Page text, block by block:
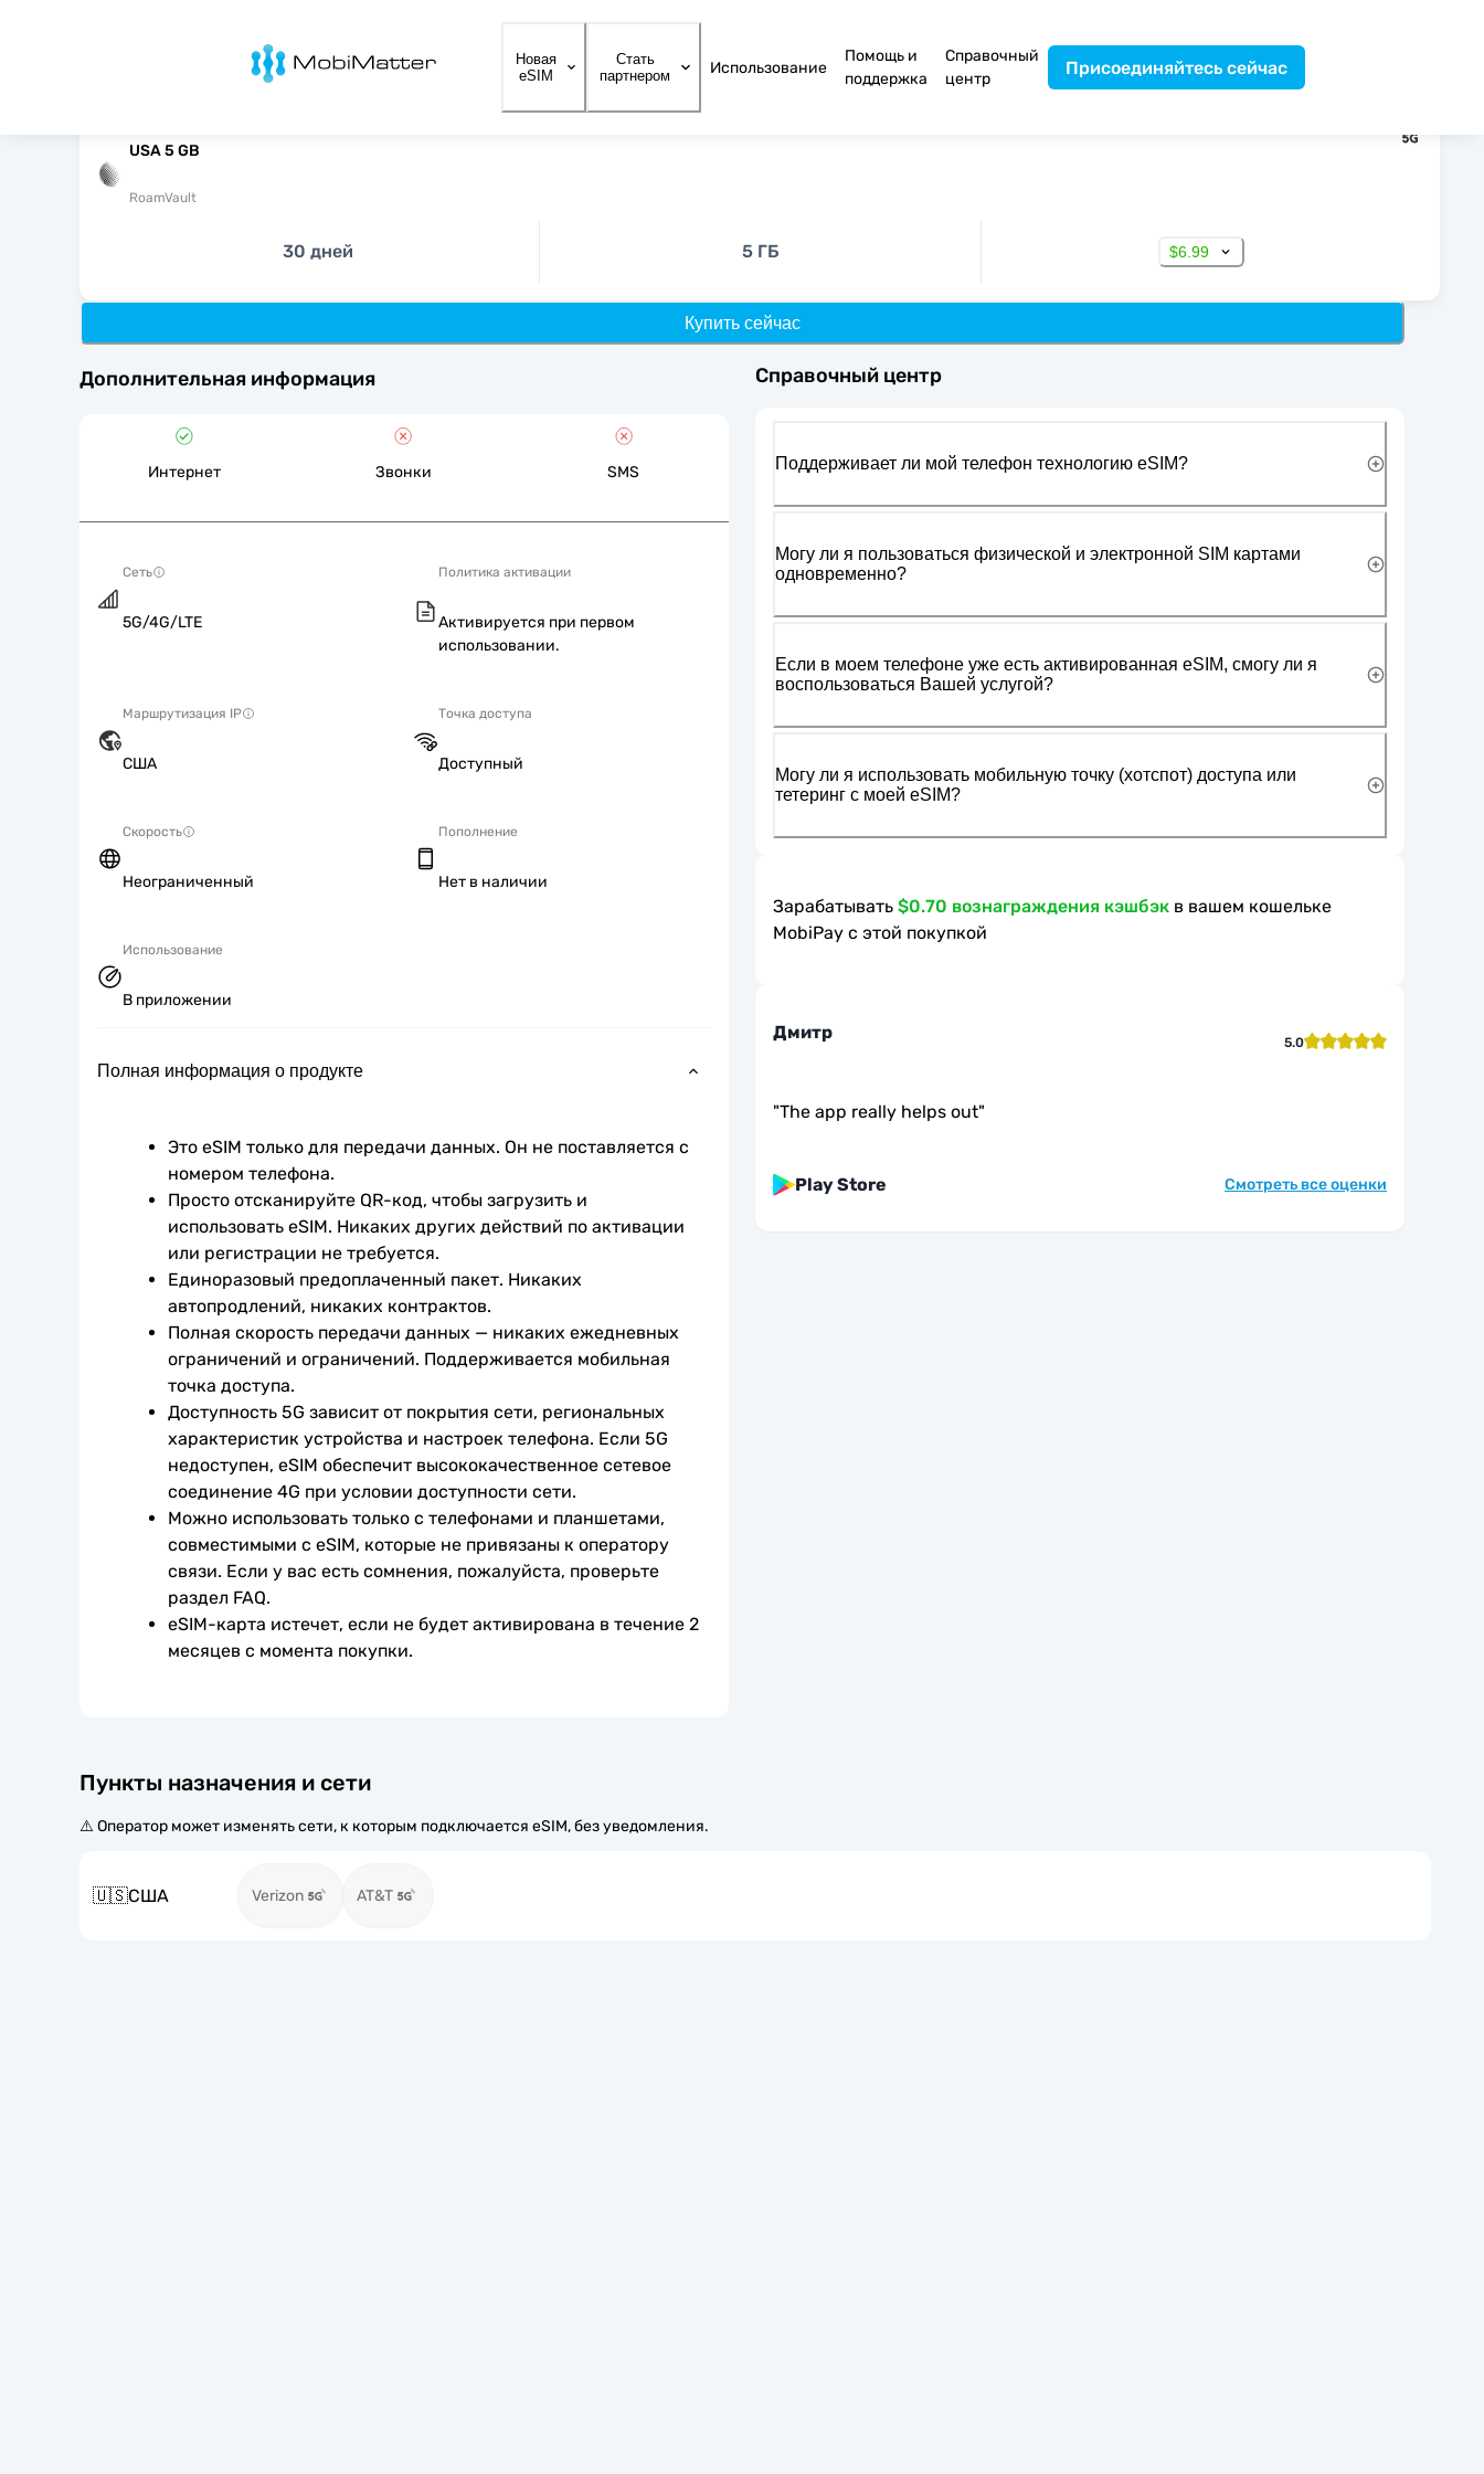
MobiMatter
Новая
eSIM
Стать
партнером
Использование
Помощь и
поддержка
Справочный
центр
Присоединяйтесь сейчас
USA 5 GB
RoamVault
30 дней 5 ГБ $6.99
Купить сейчас
Дополнительная информация
Интернет Звонки SMS
Сеть
5G/4G/LTE
Политика активации
Активируется при первом
использовании.
Маршрутизация IP
США
Точка доступа
Доступный
Скорость
Неограниченный
Пополнение
Нет в наличии
Использование
В приложении
Полная информация о продукте
Это eSIM только для передачи данных. Он не поставляется с
номером телефона.
Просто отсканируйте QR-код, чтобы загрузить и
использовать eSIM. Никаких других действий по активации
или регистрации не требуется.
Единоразовый предоплаченный пакет. Никаких
автопродлений, никаких контрактов.
Полная скорость передачи данных — никаких ежедневных
ограничений и ограничений. Поддерживается мобильная
точка доступа.
Доступность 5G зависит от покрытия сети, региональных
характеристик устройства и настроек телефона. Если 5G
недоступен, eSIM обеспечит высококачественное сетевое
соединение 4G при условии доступности сети.
Можно использовать только с телефонами и планшетами,
совместимыми с eSIM, которые не привязаны к оператору
связи. Если у вас есть сомнения, пожалуйста, проверьте
раздел FAQ.
eSIM-карта истечет, если не будет активирована в течение 2
месяцев с момента покупки.
Пункты назначения и сети
⚠️ Оператор может изменять сети, к которым подключается eSIM, без уведомления.
🇺🇸США Verizon AT&T
Справочный центр
Поддерживает ли мой телефон технологию eSIM?
Могу ли я пользоваться физической и электронной SIM картами
одновременно?
Если в моем телефоне уже есть активированная eSIM, смогу ли я
воспользоваться Вашей услугой?
Могу ли я использовать мобильную точку (хотспот) доступа или
тетеринг с моей eSIM?
Зарабатывать $0.70 вознаграждения кэшбэк в вашем кошельке
MobiPay с этой покупкой
Дмитр 5.0
"The app really helps out"
Play Store Смотреть все оценки